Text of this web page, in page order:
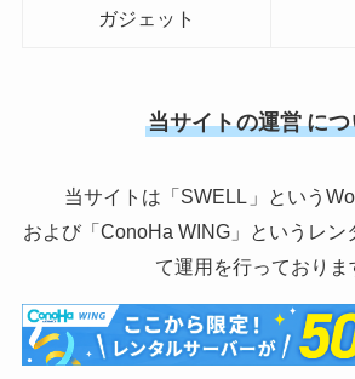
ガジェット
当サイトの運営 に
当サイトは「SWELL 」という
および「ConoHa WING」というレン
て運用を行っておりま